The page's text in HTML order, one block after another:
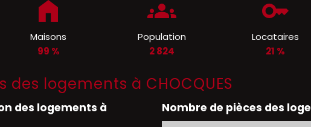
Maisons
99 %
Population
2 824
Locataires
21 %
logements à CHOCQUES
des logements à
Nombre de pièces des